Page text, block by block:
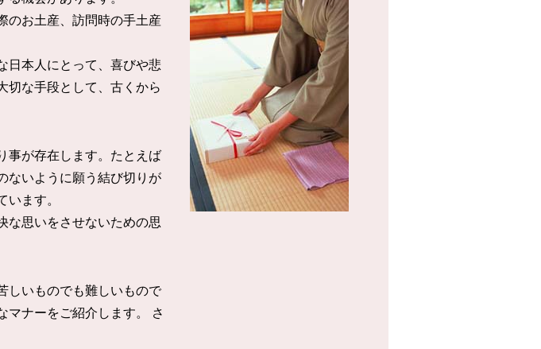
のお土産、訪問時の手土産
日本人にとって、喜びや悲
切な手段として、古くから
事が存在します。たとえば
ないように願う結び切りが
ます。
な思いをさせないための思
しいものでも難しいもので
マナーをご紹介します。 さ